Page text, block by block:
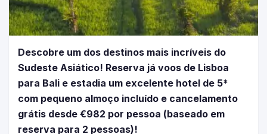
Descobre um dos destinos mais incríveis do
Sudeste Asiático! Reserva já voos de Lisboa
para Bali e estadia um excelente hotel de 5*
com pequeno almoço incluído e cancelamento
grátis desde €982 por pessoa (baseado em
reserva para 2 pessoas)!